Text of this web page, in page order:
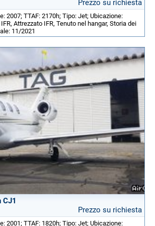
Prezzo su richiesta
2007; TTAF: 2170h; Tipo: Jet; Ubicazione:
Attrezzato IFR, Tenuto nel hangar, Storia dei
11/2021
CJ1
Prezzo su richiesta
2001; TTAF: 1820h; Tipo: Jet; Ubicazione: